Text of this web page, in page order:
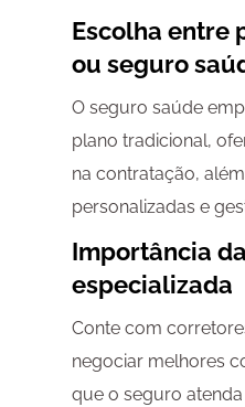
Escolha entre
ou seguro
O seguro saúde
plano tradicional,
na contratação,
personalizadas e
Importância
especializada
Conte com
negociar melhores
que o seguro